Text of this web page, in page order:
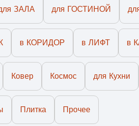
ЗАЛА для ГОСТИНОЙ
в КОРИДОР в ЛИФТ в
Ковер Космос для Кухни
Плитка Прочее